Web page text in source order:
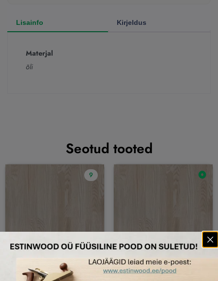
Lisainfo Kirjeldus
Materjal
õli
Seotud tooted
Soodus!
9
Soodus!